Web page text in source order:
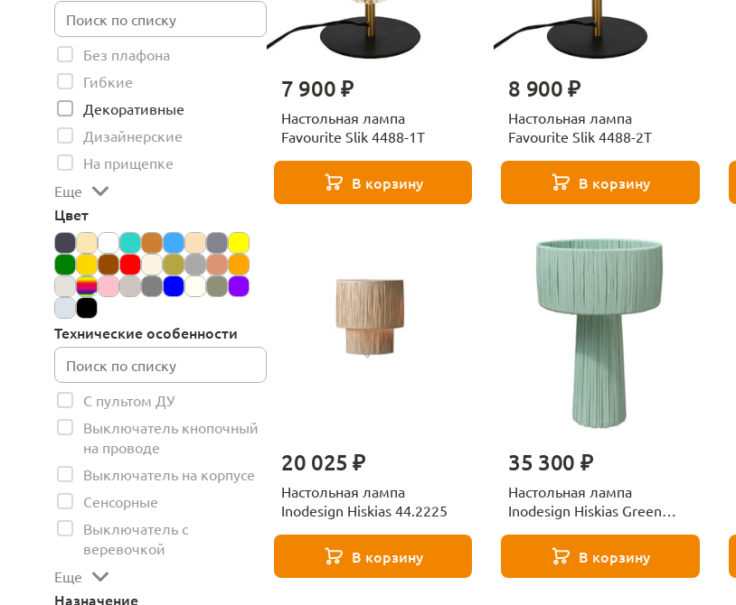
Без плафона
Гибкие
Декоративные
Дизайнерские
На прищепке
Еще
Цвет
Технические особенности
С пультом ДУ
Выключатель кнопочный
на проводе
Выключатель на корпусе
Сенсорные
Выключатель с
веревочкой
Еще
Назначение
7 900 ₽
Настольная лампа
Favourite Slik 4488-1T
В корзину
8 900 ₽
Настольная лампа
Favourite Slik 4488-2T
В корзину
20 025 ₽
Настольная лампа
Inodesign Hiskias 44.2225
В корзину
35 300 ₽
Настольная лампа
Inodesign Hiskias Green
В корзину